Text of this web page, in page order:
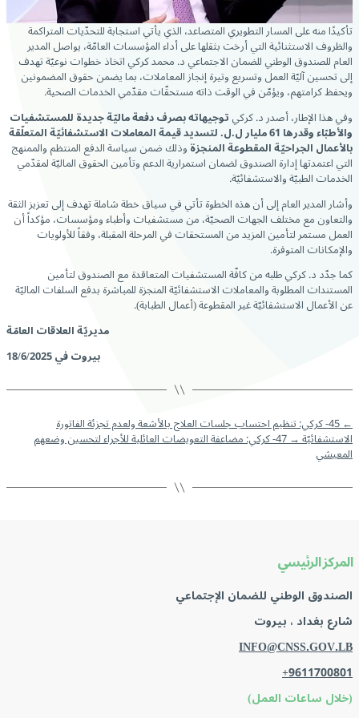
تأكيدًا منه على المسار التطويري المتصاعد، الذي يأتي استجابة للتحدّيات المتراكمة
والظروف الاستثنائية التي أرخت بثقلها على أداء المؤسسات العامّة، يواصل المدير
العام للصندوق الوطني للضمان الاجتماعي د. محمد كركي اتخاذ خطوات نوعيّة تهدف
إلى تحسين آليّة العمل وتسريع وتيرة إنجاز المعاملات، بما يضمن حقوق المضمونين
ويحفظ كرامتهم، ويؤمّن في الوقت ذاته مستحقّات مقدّمي الخدمات الصحية.
وفي هذا الإطار، أصدر د. كركيتوجيهاته بصرف دفعة ماليّة جديدة للمستشفيات
والأطبّاء وقدرها 61 مليار ل.ل. لتسديد قيمة المعاملات الاستشفائيّة المتعلّقة
بالأعمال الجراحيّة المقطوعة المنجزةوذلك ضمن سياسة الدفع المنتظم والممنهج
التي اعتمدتها إدارة الصندوق لضمان استمرارية الدعم وتأمين الحقوق الماليّة لمقدّمي
الخدمات الطبيّة والاستشفائيّة.
وأشار المدير العام إلى أن هذه الخطوة تأتي في سياق خطة شاملة تهدف إلى تعزيز الثقة
والتعاون مع مختلف الجهات الصحيّة، من مستشفيات وأطباء ومؤسسات، مؤكداً أن
العمل مستمر لتأمين المزيد من المستحقات في المرحلة المقبلة، وفقاً للأولويات
والإمكانات المتوفرة.
كما جدّد د. كركي طلبه من كافّة المستشفيات المتعاقدة مع الصندوق لتأمين
المستندات المطلوبة والمعاملات الاستشفائيّة المنجزة للمباشرة بدفع السلفات الماليّة
عن الأعمال الاستشفائيّة غير المقطوعة (أعمال الطبابة).
مديريّة العلاقات العامّة
بيروت في 18/6/2025
← 45- كركي: تنظيم احتساب جلسات العلاج بالأشعة ولعدم تجزئة الفاتورة
الاستشفائيّة→ 47- كركي: مضاعفة التعويضات العائلية للأجراء لتحسين وضعهم
المعيشي
المركز الرئيسي
الصندوق الوطني للضمان الإجتماعي
شارع بغداد ، بيروت
INFO@CNSS.GOV.LB
+9611700801
(خلال ساعات العمل)